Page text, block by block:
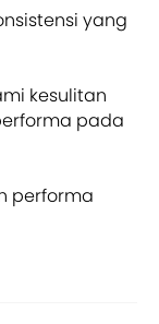
yang
kesulitan
pada
performa